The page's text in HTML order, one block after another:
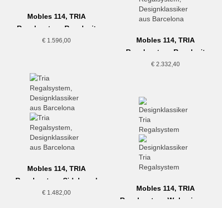
Mobles 114, TRIA
Regalsystem, Regal mit
Schrank, ocker
€1.596,00
Mobles 114, TRIA
Regalsystem, Regal mit
Schreibtisch
€ 2.332,40
Mobles 114, TRIA
Regalsystem, Sideboard
hängend
€1.482,00
Mobles 114, TRIA
Regalsystem, Wohnzimmer